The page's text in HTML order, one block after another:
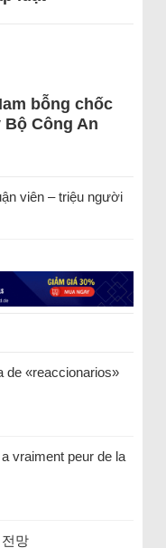
bỗng chốc
Công An
viên – triệu người
de «reaccionarios»
vraiment peur de la
망